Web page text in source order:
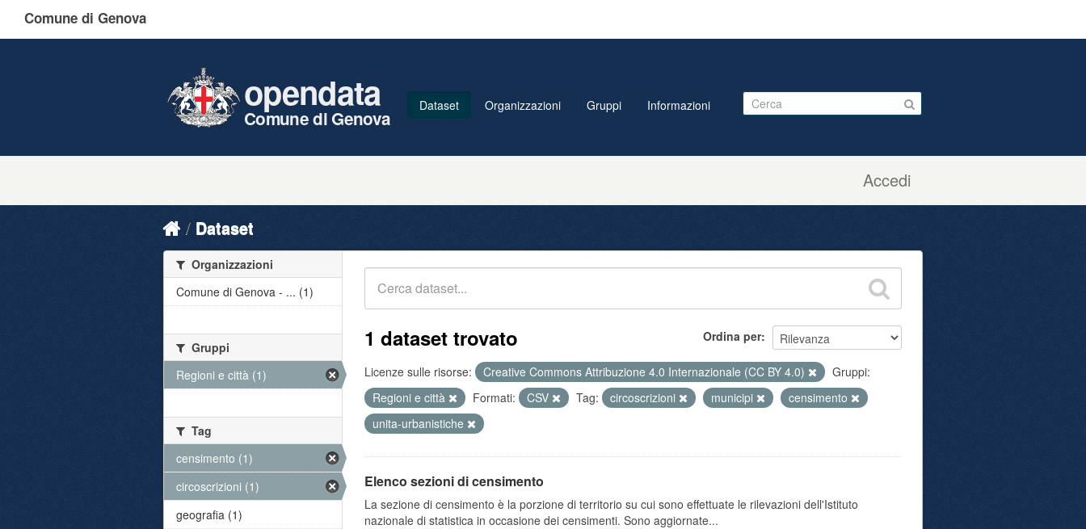
Comune di Genova
Accedi
opendata
Comune di Genova
Dataset Organizzazioni Gruppi Informazioni
Dataset
Ordina per
1 dataset trovato
Licenze sulle risorse: Creative Commons Attribuzione 4.0 Internazionale (CC BY 4.0)
Gruppi:
Regioni e città
Formati: CSV Tag: circoscrizioni municipi
censimento
unita-urbanistiche
Elenco sezioni di censimento
La sezione di censimento è la porzione di territorio su cui sono effettuate le rilevazioni dell'Istituto
nazionale di statistica in occasione dei censimenti. Sono aggiornate...
Organizzazioni
Comune di Genova - ... (1)
Gruppi
Regioni e città (1)
Tag
censimento (1)
circoscrizioni (1)
geografia (1)